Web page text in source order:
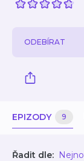
ODEBÍRAT
EPIZODY 9
Řadit dle: